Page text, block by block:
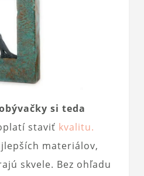
si teda
staviť kvalitu.
materiálov,
skvele. Bez ohľadu